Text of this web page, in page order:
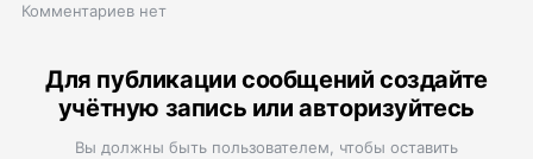
Комментариев нет
Для публикации сообщений создайте
учётную запись или авторизуйтесь
Вы должны быть пользователем, чтобы оставить